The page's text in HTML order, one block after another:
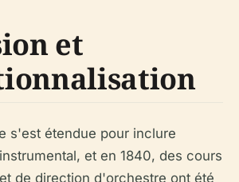
et
s'est étendue pour inclure
et en 1840, des cours
de direction d'orchestre ont été